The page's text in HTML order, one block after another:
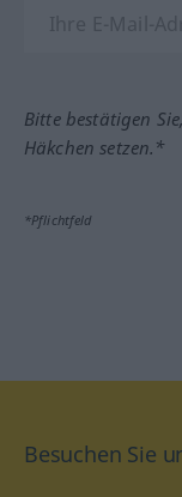
Bitte bestätigen
Häkchen setzen.*
*Pflichtfeld
Besuchen Sie